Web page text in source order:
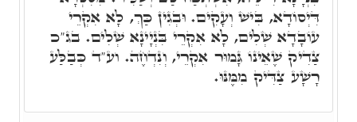
דִּיְסוֹדָא, בִּישׁ וְעָקִים. וּבְגִין כַּךְ, לָא אִקְרֵי
עוֹבָדָא שְׁלִים, לָא אִקְרֵי בִּנְיָינָא שְׁלִים. בג"כ
צַדִיק שֶׁאֵינוֹ גָּמוּר אִקְרֵי, וְנִדְחֶה. וע"ד כְּבַלַּע
רָשָׁע צַדִּיק מִמֶּנּוּ.